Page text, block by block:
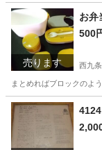
大阪 大阪市 西
売ります
お
500
西九
まとめればブロックのよ
大阪 大阪市 西